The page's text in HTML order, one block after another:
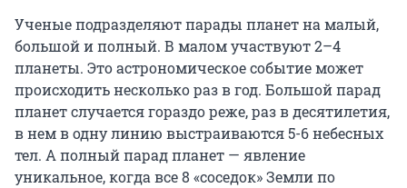
Ученые подразделяют парады планет на малый,
большой и полный. В малом участвуют 2–4
планеты. Это астрономическое событие может
происходить несколько раз в год. Большой парад
планет случается гораздо реже, раз в десятилетия,
в нем в одну линию выстраиваются 5-6 небесных
тел. А полный парад планет — явление
уникальное, когда все 8 «соседок» Земли по